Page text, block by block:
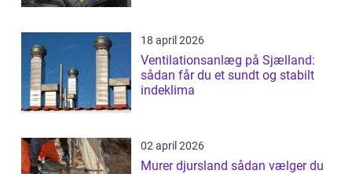
18 april 2026
Ventilationsanlæg på Sjælland:
sådan får du et sundt og stabilt
indeklima
02 april 2026
Murer djursland sådan vælger du